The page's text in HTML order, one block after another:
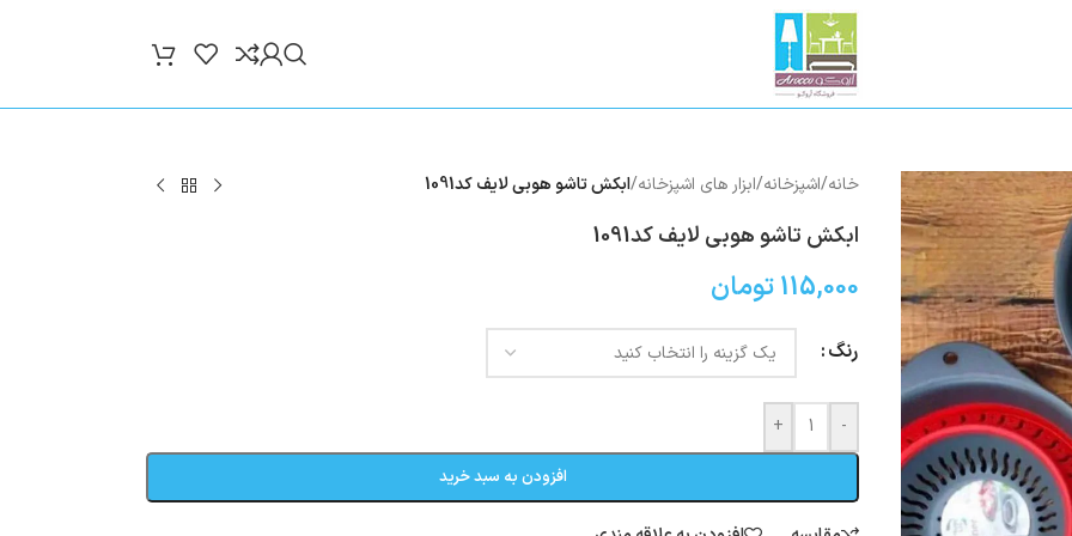
خانه/اشپزخانه/ابزار های اشپزخانه/ابکش تاشو هوبی لایف کد1091
ابکش تاشو هوبی لایف کد1091
115,000تومان
رنگ
-
+
افزودن به سبد خرید